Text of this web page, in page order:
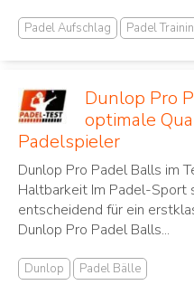
Padel Aufschlag Padel
Dunlop Pro
optimale
Padelspieler
Dunlop Pro Padel Balls im
Haltbarkeit Im Padel-Sport
entscheidend für ein
Dunlop Pro Padel Balls...
Dunlop Padel Bälle